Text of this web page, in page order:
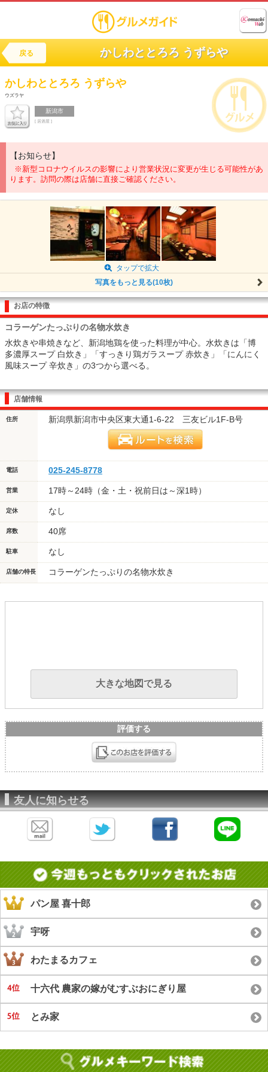
戻る かしわととろろ うずらや
かしわととろろ うずらや
ウズラヤ
新潟市
[ 居酒屋 ]
【お知らせ】
※新型コロナウイルスの影響により営業状況に変更が生じる可能性があ
ります。訪問の際は店舗に直接ご確認ください。
タップで拡大
写真をもっと見る(10枚)
お店の特徴
コラーゲンたっぷりの名物水炊き
水炊きや串焼きなど、新潟地鶏を使った料理が中心。水炊きは「博
多濃厚スープ 白炊き」「すっきり鶏ガラスープ 赤炊き」「にんにく
風味スープ 辛炊き」の3つから選べる。
店舗情報
住所 新潟県新潟市中央区東大通1-6-22 三友ビル1F-B号
電話 025-245-8778
営業 17時～24時（金・土・祝前日は～深1時）
定休 なし
席数 40席
駐車 なし
店舗の特長 コラーゲンたっぷりの名物水炊き
大きな地図で見る
評価する
友人に知らせる
パン屋 喜十郎
宇呀
わたまるカフェ
十六代 農家の嫁がむすぶおにぎり屋
とみ家